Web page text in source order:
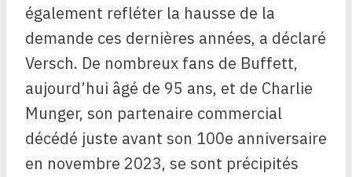
également refléter la hausse de la
demande ces dernières années, a déclaré
Versch. De nombreux fans de Buffett,
aujourd’hui âgé de 95 ans, et de Charlie
Munger, son partenaire commercial
décédé juste avant son 100e anniversaire
en novembre 2023, se sont précipités